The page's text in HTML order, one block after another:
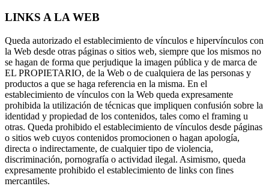
LINKS A LA WEB
Queda autorizado el establecimiento de vínculos e hipervínculos con
la Web desde otras páginas o sitios web, siempre que los mismos no
se hagan de forma que perjudique la imagen pública y de marca de
EL PROPIETARIO, de la Web o de cualquiera de las personas y
productos a que se haga referencia en la misma. En el
establecimiento de vínculos con la Web queda expresamente
prohibida la utilización de técnicas que impliquen confusión sobre la
identidad y propiedad de los contenidos, tales como el framing u
otras. Queda prohibido el establecimiento de vínculos desde páginas
o sitios web cuyos contenidos promocionen o hagan apología,
directa o indirectamente, de cualquier tipo de violencia,
discriminación, pornografía o actividad ilegal. Asimismo, queda
expresamente prohibido el establecimiento de links con fines
mercantiles.